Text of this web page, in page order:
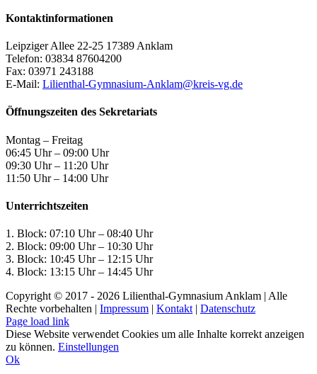
Kontaktinformationen
Leipziger Allee 22-25 17389 Anklam
Telefon: 03834 87604200
Fax: 03971 243188
E-Mail: Lilienthal-Gymnasium-Anklam@kreis-vg.de
Öffnungszeiten des Sekretariats
Montag – Freitag
06:45 Uhr – 09:00 Uhr
09:30 Uhr – 11:20 Uhr
11:50 Uhr – 14:00 Uhr
Unterrichtszeiten
1. Block: 07:10 Uhr – 08:40 Uhr
2. Block: 09:00 Uhr – 10:30 Uhr
3. Block: 10:45 Uhr – 12:15 Uhr
4. Block: 13:15 Uhr – 14:45 Uhr
Copyright © 2017 - 2026 Lilienthal-Gymnasium Anklam | Alle
Rechte vorbehalten | Impressum | Kontakt | Datenschutz
Page load link
Diese Website verwendet Cookies um alle Inhalte korrekt anzeigen
zu können. Einstellungen
Ok